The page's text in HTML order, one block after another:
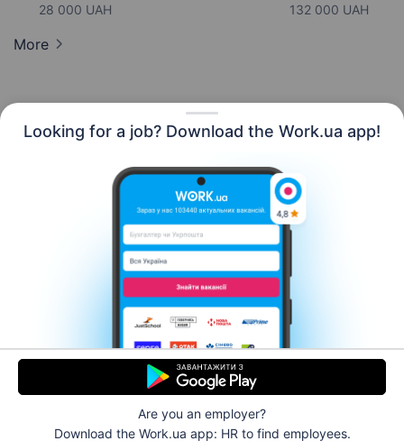
Looking for a job? Download the Work.ua app!
Are you an employer?
Download the Work.ua app: HR to find employees.
28 000 UAH 132 000 UAH
More
Contact us About us
Сareer
Help Terms of use
© 2006–2026 Work.ua. Ukraine's #1 job service.